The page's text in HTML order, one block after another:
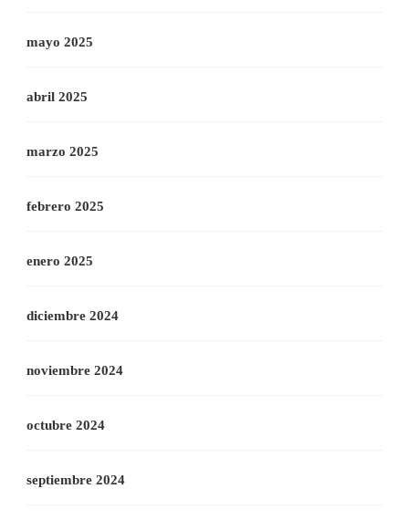
mayo 2025
abril 2025
marzo 2025
febrero 2025
enero 2025
diciembre 2024
noviembre 2024
octubre 2024
septiembre 2024